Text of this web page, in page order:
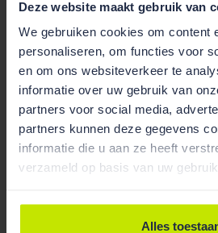
Deze website maakt gebruik van
We gebruiken cookies om content
personaliseren, om functies voor
en om ons websiteverkeer te
informatie over uw gebruik van
partners voor social media,
partners kunnen deze gegevens
informatie die u aan ze heeft
verzameld op basis van uw
Alles
geen drie dagen bedenktijd. We
bouwkavels aan hier goede
omdat er – kort gezegd – sneller
bestaat aan een
bij de koop van een woning.
Heeft u vragen over dit
met ons op.